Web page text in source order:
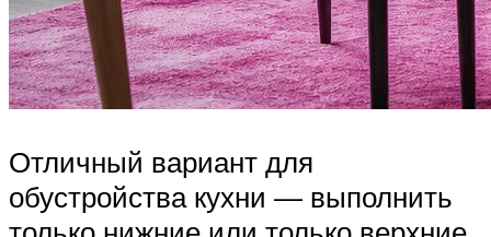
Отличный вариант для
обустройства кухни — выполнить